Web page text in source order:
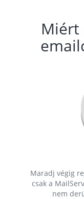
Miért
Maradj végig
csak a
nem